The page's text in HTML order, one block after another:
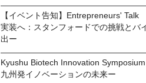
【イベント告知】Entrepreneurs'
実装へ：スタンフォードでの挑戦とバ
出ー
Kyushu Biotech Innovation Symposium
九州発イノベーションの未来ー